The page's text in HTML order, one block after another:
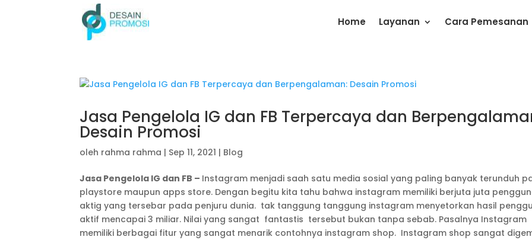
Home Layanan Cara Pemesanan
Jasa Pengelola IG dan FB Terpercaya dan
Desain Promosi
oleh rahma rahma | Sep 11, 2021 | Blog
Jasa Pengelola IG dan FB – Instagram menjadi saah satu media sosial yang paling banyak terunduh
playstore maupun apps store. Dengan begitu kita tahu bahwa instagram memiliki berjuta juta
aktig yang tersebar pada penjuru dunia. tak tanggung tanggung instagram menyetorkan hasil
aktif mencapai 3 miliar. Nilai yang sangat fantastis tersebut bukan tanpa sebab. Pasalnya Instagram
memiliki berbagai fitur yang sangat menarik contohnya instagram shop. Instagram shop sangat